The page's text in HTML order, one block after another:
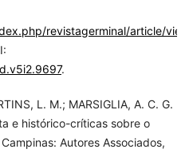
revistagerminal/article/
.
L. M.; MARSIGLIA, A. C. G.
e histórico-críticas sobre o
Autores Associados,